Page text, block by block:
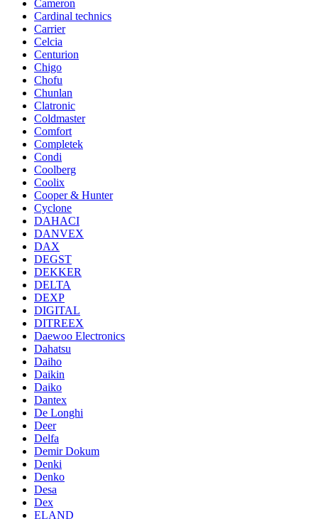
Cameron
Cardinal technics
Carrier
Celcia
Centurion
Chigo
Chofu
Chunlan
Clatronic
Coldmaster
Comfort
Completek
Condi
Coolberg
Coolix
Cooper & Hunter
Cyclone
DAHACI
DANVEX
DAX
DEGST
DEKKER
DELTA
DEXP
DIGITAL
DITREEX
Daewoo Electronics
Dahatsu
Daiho
Daikin
Daiko
Dantex
De Longhi
Deer
Delfa
Demir Dokum
Denki
Denko
Desa
Dex
ELAND